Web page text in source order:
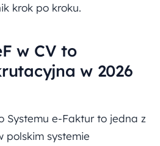
krok po kroku.
w CV to
w 2026
Systemu e-Faktur to jedna z
polskim systemie